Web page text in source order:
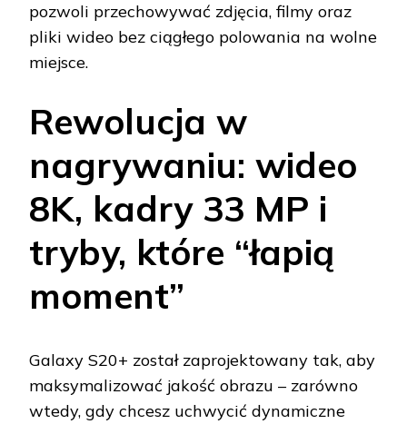
pozwoli przechowywać zdjęcia, filmy oraz
pliki wideo bez ciągłego polowania na wolne
miejsce.
Rewolucja w
nagrywaniu: wideo
8K, kadry 33 MP i
tryby, które “łapią
moment”
Galaxy S20+ został zaprojektowany tak, aby
maksymalizować jakość obrazu – zarówno
wtedy, gdy chcesz uchwycić dynamiczne